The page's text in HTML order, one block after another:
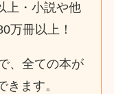
上・小説や他
万冊以上！
、全ての本が
きます。